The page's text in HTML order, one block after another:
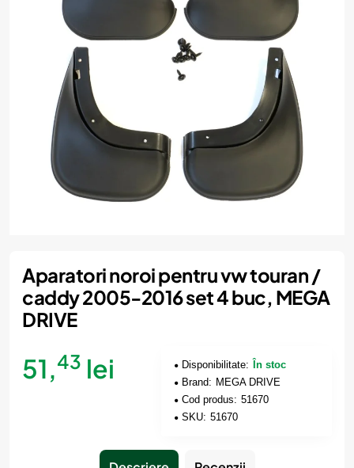
Produs de top
Aparatori noroi pentru vw touran /
caddy 2005-2016 set 4 buc, MEGA
DRIVE
51,43 lei Disponibilitate:
În stoc
Brand: MEGA DRIVE
Cod produs: 51670
SKU: 51670